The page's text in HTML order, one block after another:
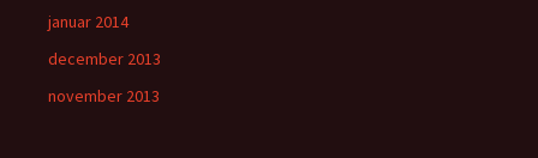
januar 2014
december 2013
november 2013